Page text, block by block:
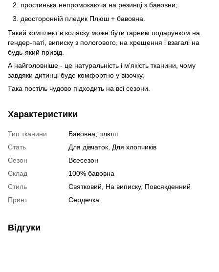
простинька непромокаюча на резинці з бавовни;
двосторонній пледик Плюш + бавовна.
Такий комплект в коляску може бути гарним подарунком на
гендер-паті, виписку з пологового, на хрещення і взагалі на
будь-який привід.
А найголовніше - це натуральність і м'якість тканини, чому
завдяки дитинці буде комфортно у візочку.
Така постіль чудово підходить на всі сезони.
Характеристики
Тип тканини
Бавовна; плюш
Стать
Для дівчаток, Для хлопчиків
Сезон
Всесезон
Склад
100% бавовна
Стиль
Святковий, На виписку, Повсякденний
Принт
Сердечка
Відгуки